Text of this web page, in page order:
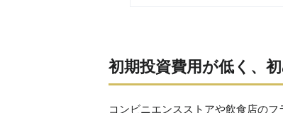
初期投資費用が低く、
コンビニエンスストアや飲食店の